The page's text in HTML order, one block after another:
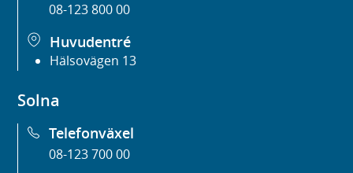
08-123 800 00
Huvudentré
Hälsovägen 13
Solna
Telefonväxel
08-123 700 00